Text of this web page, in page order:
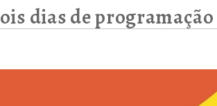
dias de programação